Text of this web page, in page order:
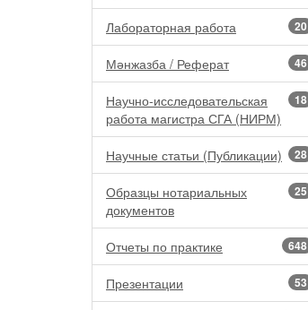
20
Лабораторная работа
46
Мәнжазба / Реферат
18
Научно-исследовательская
работа магистра СГА (НИРМ)
28
Научные статьи (Публикации)
25
Образцы нотариальных
документов
648
Отчеты по практике
53
Презентации